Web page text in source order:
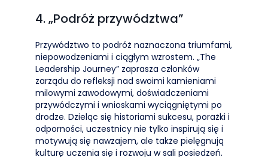
4. „Podróż przywództwa”
Przywództwo to podróż naznaczona triumfami,
niepowodzeniami i ciągłym wzrostem. „The
Leadership Journey” zaprasza członków
zarządu do refleksji nad swoimi kamieniami
milowymi zawodowymi, doświadczeniami
przywódczymi i wnioskami wyciągniętymi po
drodze. Dzieląc się historiami sukcesu, porażki i
odporności, uczestnicy nie tylko inspirują się i
motywują się nawzajem, ale także pielęgnują
kulturę uczenia się i rozwoju w sali posiedzeń.